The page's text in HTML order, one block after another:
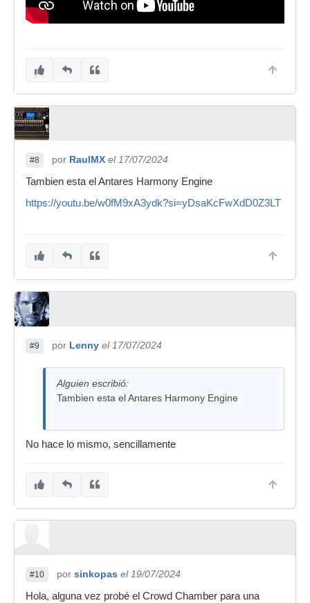
#8 por RaulMX el 17/07/2024
Tambien esta el Antares Harmony Engine
https://youtu.be/w0fM9xA3ydk?si=yDsaKcFwXdD0Z3LT
#9 por Lenny el 17/07/2024
Alguien escribió:
Tambien esta el Antares Harmony Engine
No hace lo mismo, sencillamente
#10 por sinkopas el 19/07/2024
Hola, alguna vez probé el Crowd Chamber para una